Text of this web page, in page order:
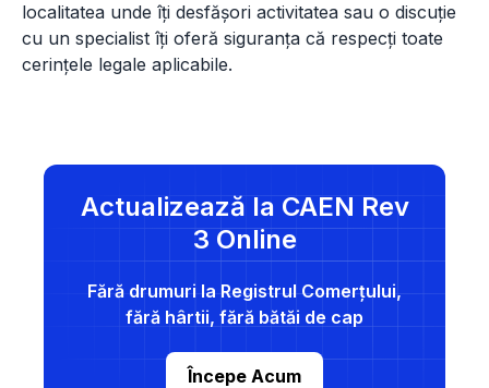
localitatea unde îți desfășori activitatea sau o discuție
cu un specialist îți oferă siguranța că respecți toate
cerințele legale aplicabile.
Actualizează la CAEN Rev
3 Online
Fără drumuri la Registrul Comerțului,
fără hârtii, fără bătăi de cap
Începe Acum